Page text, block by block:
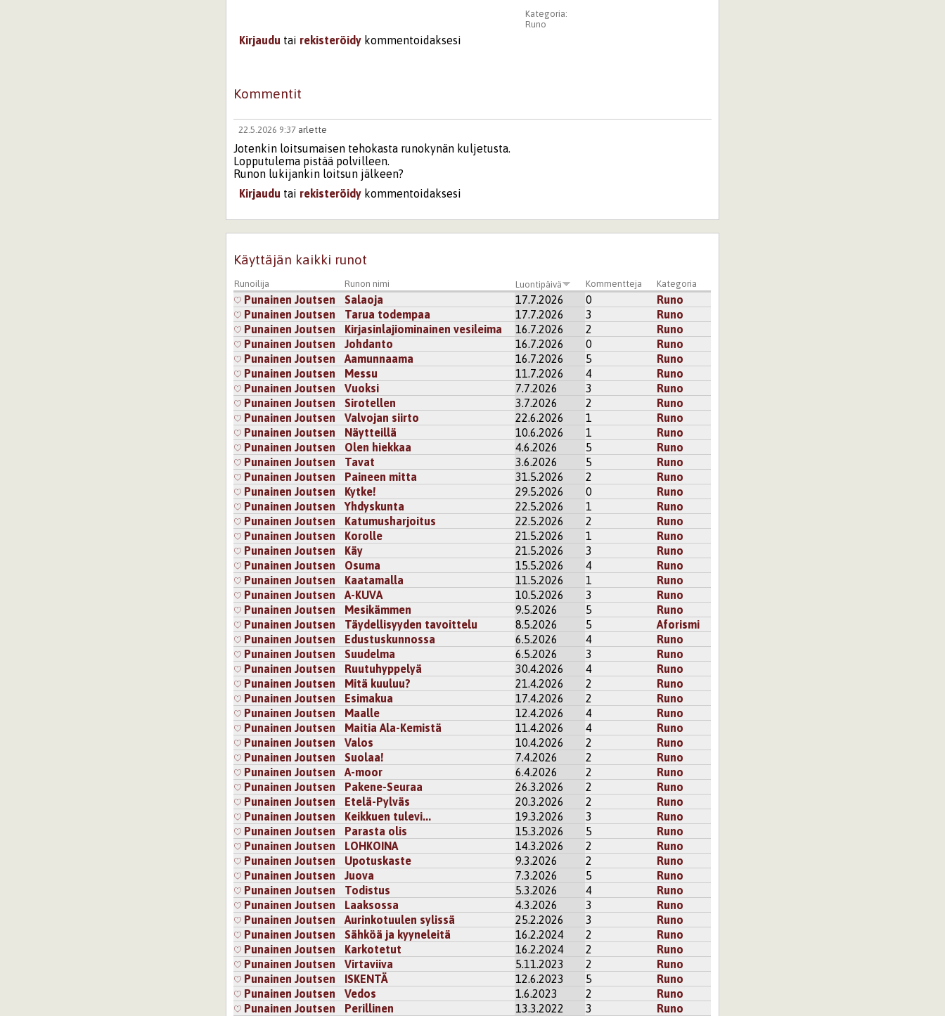
Kategoria:
Runo
Kirjaudu tai rekisteröidy kommentoidaksesi
Kommentit
22.5.2026 9:37 arlette
Jotenkin loitsumaisen tehokasta runokynän kuljetusta.
Lopputulema pistää polvilleen.
Runon lukijankin loitsun jälkeen?
Kirjaudu tai rekisteröidy kommentoidaksesi
Sivut
Käyttäjän kaikki runot
Runoilija Runon nimi Luontipäivä Kommentteja Kategoria
Punainen Joutsen Salaoja 17.7.2026 0
Runo
Punainen Joutsen
Tarua todempaa 17.7.2026 3
Runo
Punainen Joutsen
Kirjasinlajiominainen vesileima 16.7.2026 2
Runo
Punainen Joutsen
Johdanto 16.7.2026 0
Runo
Punainen Joutsen
Aamunnaama 16.7.2026 5
Runo
Punainen Joutsen
Messu 11.7.2026 4
Runo
Punainen Joutsen
Vuoksi 7.7.2026 3
Runo
Punainen Joutsen
Sirotellen 3.7.2026 2
Runo
Punainen Joutsen
Valvojan siirto 22.6.2026 1
Runo
Punainen Joutsen
Näytteillä 10.6.2026 1
Runo
Punainen Joutsen
Olen hiekkaa 4.6.2026 5
Runo
Punainen Joutsen
Tavat 3.6.2026 5
Runo
Punainen Joutsen
Paineen mitta 31.5.2026 2
Runo
Punainen Joutsen
Kytke! 29.5.2026 0
Runo
Punainen Joutsen
Yhdyskunta 22.5.2026 1
Runo
Punainen Joutsen
Katumusharjoitus 22.5.2026 2
Runo
Punainen Joutsen
Korolle 21.5.2026 1
Runo
Punainen Joutsen
Käy 21.5.2026 3
Runo
Punainen Joutsen
Osuma 15.5.2026 4
Runo
Punainen Joutsen
Kaatamalla 11.5.2026 1
Runo
Punainen Joutsen
A-KUVA 10.5.2026 3
Runo
Punainen Joutsen
Mesikämmen 9.5.2026 5
Runo
Punainen Joutsen
Täydellisyyden tavoittelu 8.5.2026 5
Aforismi
Punainen Joutsen
Edustuskunnossa 6.5.2026 4
Runo
Punainen Joutsen
Suudelma 6.5.2026 3
Runo
Punainen Joutsen
Ruutuhyppelyä 30.4.2026 4
Runo
Punainen Joutsen
Mitä kuuluu? 21.4.2026 2
Runo
Punainen Joutsen
Esimakua 17.4.2026 2
Runo
Punainen Joutsen
Maalle 12.4.2026 4
Runo
Punainen Joutsen
Maitia Ala-Kemistä 11.4.2026 4
Runo
Punainen Joutsen
Valos 10.4.2026 2
Runo
Punainen Joutsen
Suolaa! 7.4.2026 2
Runo
Punainen Joutsen
A-moor 6.4.2026 2
Runo
Punainen Joutsen
Pakene-Seuraa 26.3.2026 2
Runo
Punainen Joutsen
Etelä-Pylväs 20.3.2026 2
Runo
Punainen Joutsen
Keikkuen tulevi... 19.3.2026 3
Runo
Punainen Joutsen
Parasta olis 15.3.2026 5
Runo
Punainen Joutsen
LOHKOINA 14.3.2026 2
Runo
Punainen Joutsen
Upotuskaste 9.3.2026 2
Runo
Punainen Joutsen
Juova 7.3.2026 5
Runo
Punainen Joutsen
Todistus 5.3.2026 4
Runo
Punainen Joutsen
Laaksossa 4.3.2026 3
Runo
Punainen Joutsen
Aurinkotuulen sylissä 25.2.2026 3
Runo
Punainen Joutsen
Sähköä ja kyyneleitä 16.2.2024 2
Runo
Punainen Joutsen
Karkotetut 16.2.2024 2
Runo
Punainen Joutsen
Virtaviiva 5.11.2023 2
Runo
Punainen Joutsen
ISKENTÄ 12.6.2023 5
Runo
Punainen Joutsen
Vedos 1.6.2023 2
Runo
Punainen Joutsen
Perillinen 13.3.2022 3 Runo